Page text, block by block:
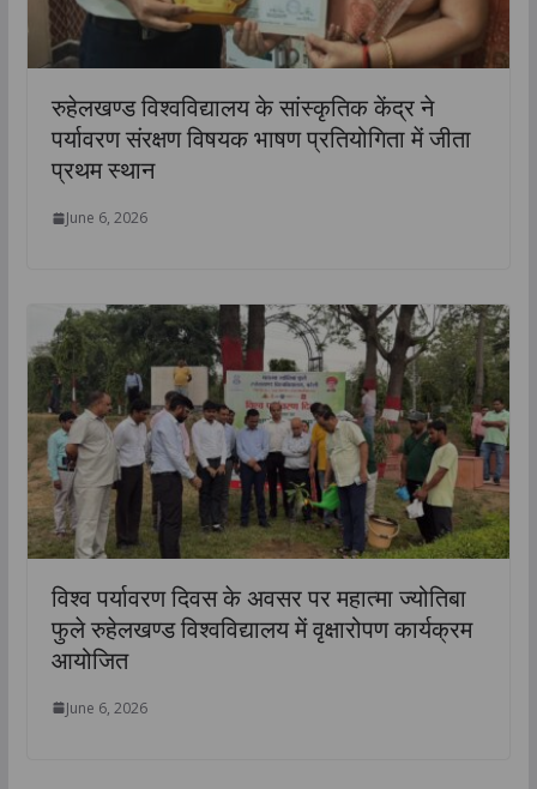
रुहेलखण्ड विश्वविद्यालय के सांस्कृतिक केंद्र ने
पर्यावरण संरक्षण विषयक भाषण प्रतियोगिता में जीता
प्रथम स्थान
June 6, 2026
विश्व पर्यावरण दिवस के अवसर पर महात्मा ज्योतिबा
फुले रुहेलखण्ड विश्वविद्यालय में वृक्षारोपण कार्यक्रम
आयोजित
June 6, 2026